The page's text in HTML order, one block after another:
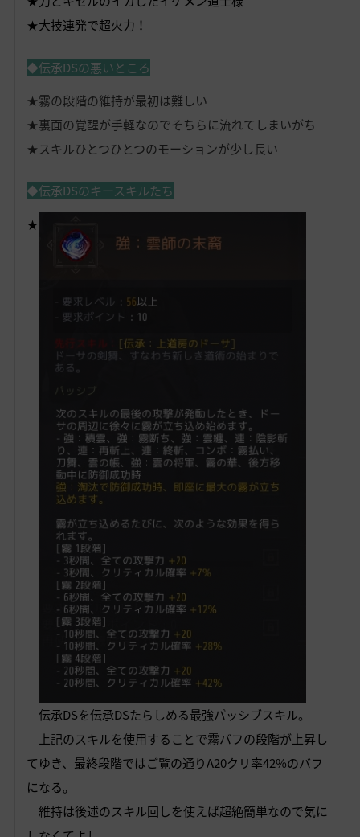
★大技連発で超火力！
◆伝承DSの悪いところ
★霧の段階の維持が最初は難しい
★裏面の覚醒が手軽なのでそちらに流れてしまいがち
★スキルひとつひとつのモーションが少し長い
◆伝承DSのキースキルたち
★
伝承DSを伝承DSたらしめる最強パッシブスキル。
上記のスキルを使用することで霧バフの段階が上昇し
てゆき、最終段階ではご覧の通りA20クリ率42%のバフ
になる。
維持は後述のスキル回しを使えば超絶簡単なので気に